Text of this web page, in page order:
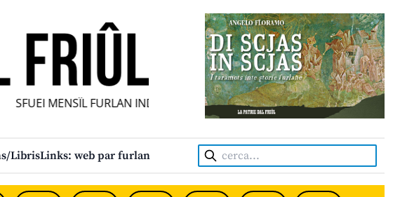
SFUEI MENSÎL FURLAN INDIPENDENT • INDEPENDENT FRIULIAN MONTHLY •
LibrisLinks: web par furlan Cerca: